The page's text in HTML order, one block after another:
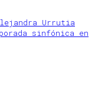
Urrutia
sinfónica en